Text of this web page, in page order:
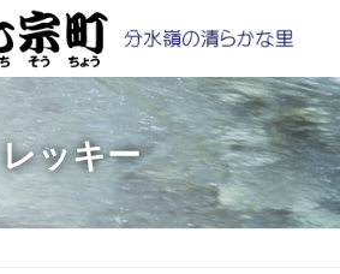
レッキー